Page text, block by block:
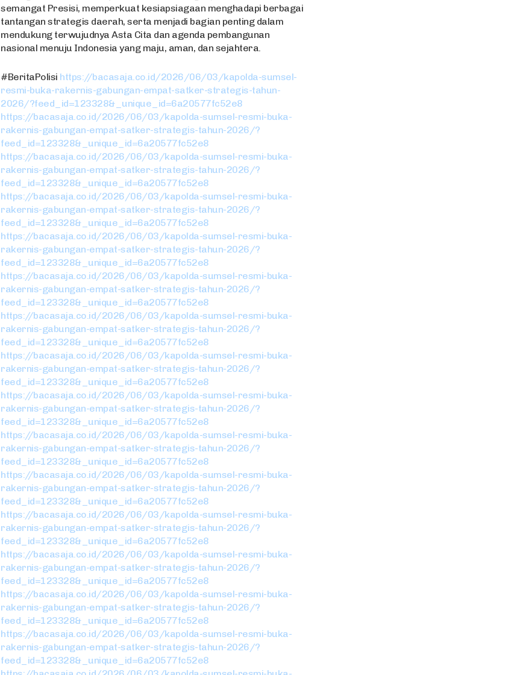
semangat Presisi, memperkuat kesiapsiagaan menghadapi berbagai
tantangan strategis daerah, serta menjadi bagian penting dalam
mendukung terwujudnya Asta Cita dan agenda pembangunan
nasional menuju Indonesia yang maju, aman, dan sejahtera.
#BeritaPolisi https://bacasaja.co.id/2026/06/03/kapolda-sumsel-
resmi-buka-rakernis-gabungan-empat-satker-strategis-tahun-
2026/?feed_id=123328&_unique_id=6a20577fc52e8
https://bacasaja.co.id/2026/06/03/kapolda-sumsel-resmi-buka-
rakernis-gabungan-empat-satker-strategis-tahun-2026/?
feed_id=123328&_unique_id=6a20577fc52e8
https://bacasaja.co.id/2026/06/03/kapolda-sumsel-resmi-buka-
rakernis-gabungan-empat-satker-strategis-tahun-2026/?
feed_id=123328&_unique_id=6a20577fc52e8
https://bacasaja.co.id/2026/06/03/kapolda-sumsel-resmi-buka-
rakernis-gabungan-empat-satker-strategis-tahun-2026/?
feed_id=123328&_unique_id=6a20577fc52e8
https://bacasaja.co.id/2026/06/03/kapolda-sumsel-resmi-buka-
rakernis-gabungan-empat-satker-strategis-tahun-2026/?
feed_id=123328&_unique_id=6a20577fc52e8
https://bacasaja.co.id/2026/06/03/kapolda-sumsel-resmi-buka-
rakernis-gabungan-empat-satker-strategis-tahun-2026/?
feed_id=123328&_unique_id=6a20577fc52e8
https://bacasaja.co.id/2026/06/03/kapolda-sumsel-resmi-buka-
rakernis-gabungan-empat-satker-strategis-tahun-2026/?
feed_id=123328&_unique_id=6a20577fc52e8
https://bacasaja.co.id/2026/06/03/kapolda-sumsel-resmi-buka-
rakernis-gabungan-empat-satker-strategis-tahun-2026/?
feed_id=123328&_unique_id=6a20577fc52e8
https://bacasaja.co.id/2026/06/03/kapolda-sumsel-resmi-buka-
rakernis-gabungan-empat-satker-strategis-tahun-2026/?
feed_id=123328&_unique_id=6a20577fc52e8
https://bacasaja.co.id/2026/06/03/kapolda-sumsel-resmi-buka-
rakernis-gabungan-empat-satker-strategis-tahun-2026/?
feed_id=123328&_unique_id=6a20577fc52e8
https://bacasaja.co.id/2026/06/03/kapolda-sumsel-resmi-buka-
rakernis-gabungan-empat-satker-strategis-tahun-2026/?
feed_id=123328&_unique_id=6a20577fc52e8
https://bacasaja.co.id/2026/06/03/kapolda-sumsel-resmi-buka-
rakernis-gabungan-empat-satker-strategis-tahun-2026/?
feed_id=123328&_unique_id=6a20577fc52e8
https://bacasaja.co.id/2026/06/03/kapolda-sumsel-resmi-buka-
rakernis-gabungan-empat-satker-strategis-tahun-2026/?
feed_id=123328&_unique_id=6a20577fc52e8
https://bacasaja.co.id/2026/06/03/kapolda-sumsel-resmi-buka-
rakernis-gabungan-empat-satker-strategis-tahun-2026/?
feed_id=123328&_unique_id=6a20577fc52e8
https://bacasaja.co.id/2026/06/03/kapolda-sumsel-resmi-buka-
rakernis-gabungan-empat-satker-strategis-tahun-2026/?
feed_id=123328&_unique_id=6a20577fc52e8